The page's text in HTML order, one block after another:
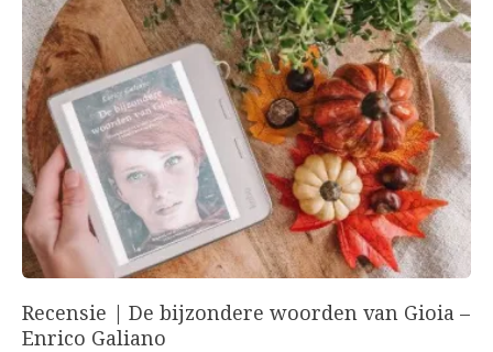
Recensie | De bijzondere woorden van Gioia –
Enrico Galiano